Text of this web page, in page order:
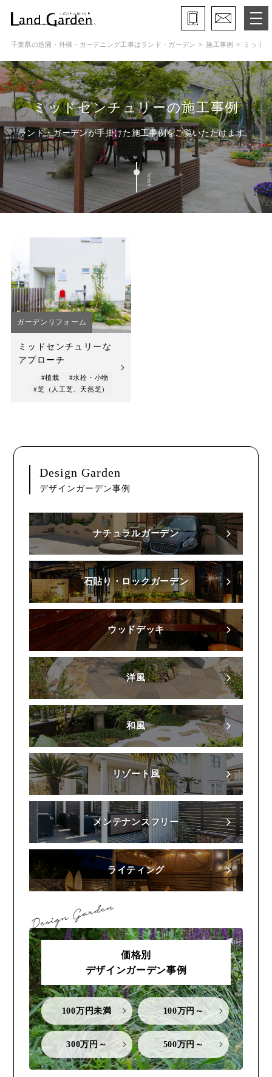
ランド・ガーデンとは
モデルガーデン
施工事例
保証と約束・ご理解いただきたい事
施工の流れ
よくある質問
店舗案内
スタッフ紹介
プライバシーポリシー
サイトマップ
採用情報
千葉県の造園・外構・ガーデニング工事はランド・ガーデン 施工事例 ミッド
ミッドセンチュリーの施工事例
ランド・ガーデンが手掛けた施工事例をご覧いただけます
Scroll
ガーデンリフォーム
ミッドセンチュリーな
アプローチ
#植栽
#水栓・小物
#芝（人工芝、天然芝）
Design Garden
デザインガーデン事例
ナチュラルガーデン
石貼り・ロックガーデン
ウッドデッキ
洋風
和風
リゾート風
メンテナンスフリー
ライティング
価格別
デザインガーデン事例
100万円未満 100万円～
300万円～ 500万円～